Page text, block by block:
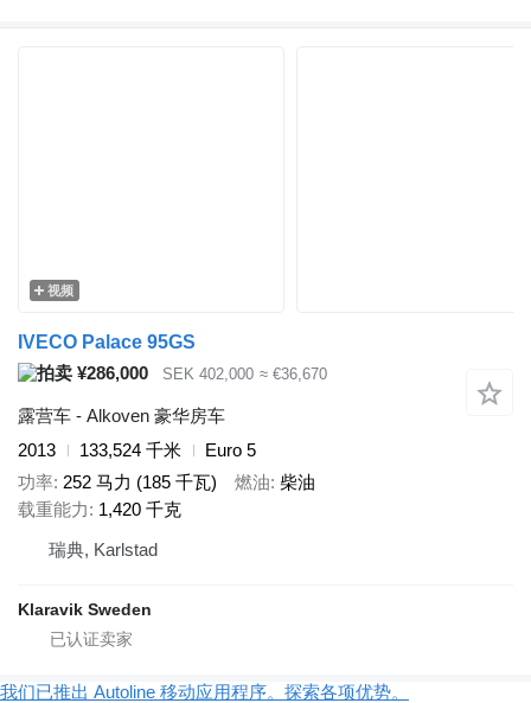
视频
IVECO Palace 95GS
¥286,000
SEK 402,000 ≈ €36,670
露营车 - Alkoven 豪华房车
2013
133,524 千米
Euro 5
功率 252 马力 (185 千瓦) 燃油 柴油
载重能力
1,420 千克
瑞典, Karlstad
Klaravik Sweden
我们已推出 Autoline 移动应用程序。探索各项优势。